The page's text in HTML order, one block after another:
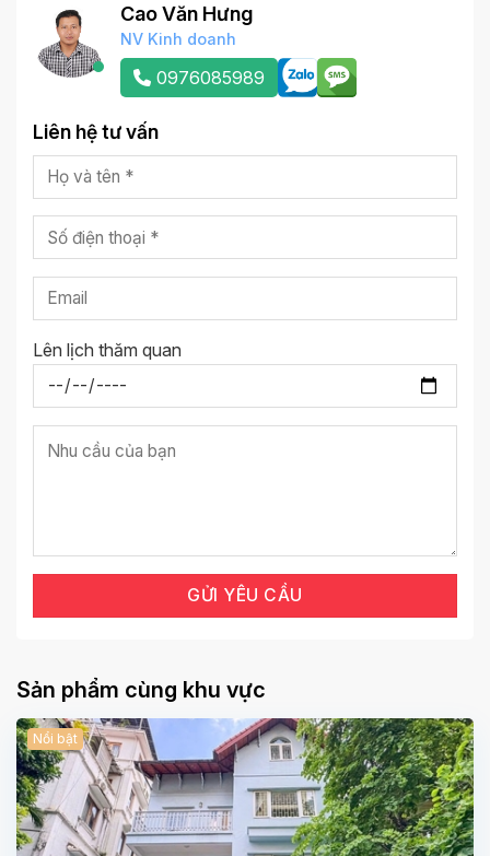
Cao Văn Hưng
NV Kinh doanh
0976085989
Liên hệ tư vấn
Lên lịch thăm quan
Sản phẩm cùng khu vực
Nổi bật